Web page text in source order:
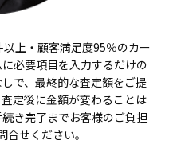
上・顧客満足度95％のカー
必要項目を入力するだけの
で、最終的な査定額をご提
定後に金額が変わることは
き完了までお客様のご負担
せください。